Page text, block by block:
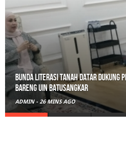
Bunda Literasi Tanah Datar Dukung
Bareng UIN Batusangkar
ADMIN - 26 MINS AGO